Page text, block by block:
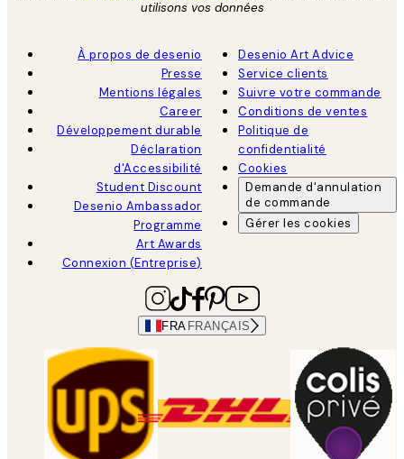
utilisons vos données
À propos de desenio
Presse
Mentions légales
Career
Développement durable
Déclaration
d'Accessibilité
Student Discount
Desenio Ambassador
Programme
Art Awards
Connexion (Entreprise)
Desenio Art Advice
Service clients
Suivre votre commande
Conditions de ventes
Politique de
confidentialité
Cookies
Demande d'annulation
de commande
Gérer les cookies
FRA FRANÇAIS